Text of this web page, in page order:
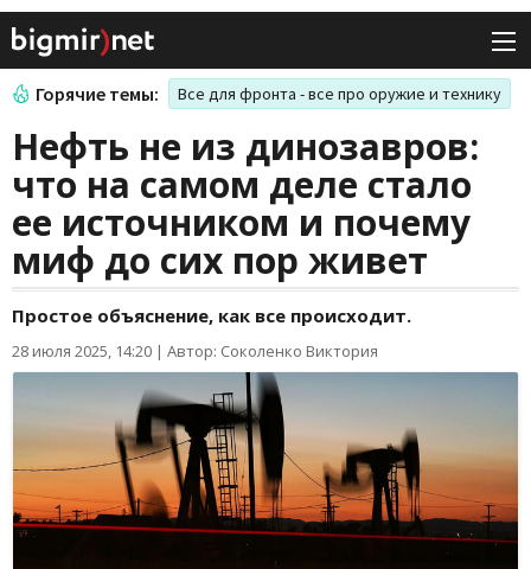
Горячие темы: Все для фронта - все про оружие и технику
Нефть не из динозавров:
что на самом деле стало
ее источником и почему
миф до сих пор живет
Простое объяснение, как все происходит.
28 июля 2025, 14:20 | Автор: Соколенко Виктория